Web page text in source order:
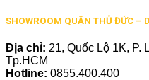
SHOWROOM QUẬN THỦ ĐỨC –
Địa chỉ: 21, Quốc Lộ 1K, P.
Tp.HCM
Hotline: 0855.400.400